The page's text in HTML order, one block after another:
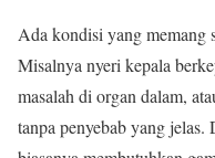
Ada kondisi yang memang
Misalnya nyeri kepala
masalah di organ dalam,
tanpa penyebab yang